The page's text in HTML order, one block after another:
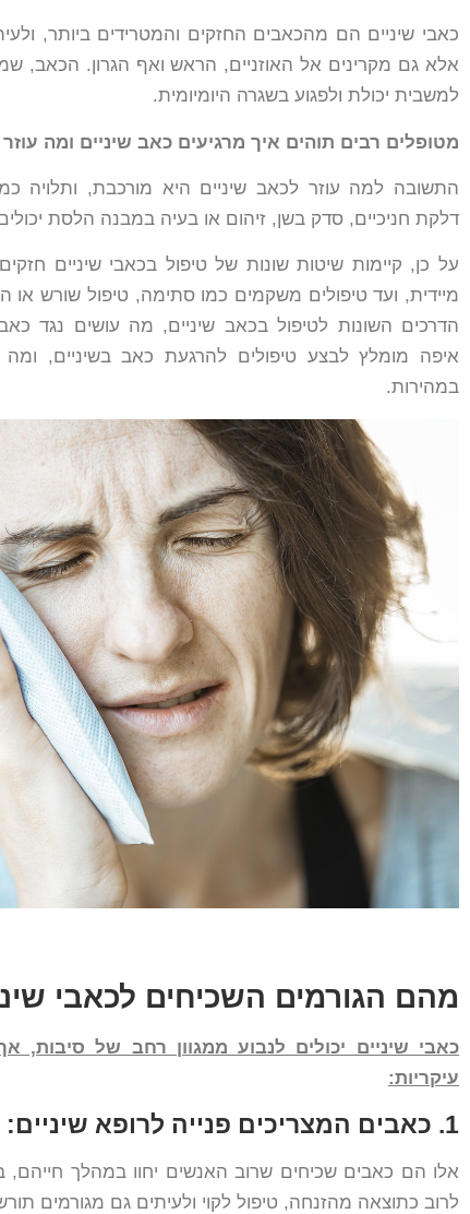
כאבי שיניים הם מהכאבים החזקים והמטרידים ביותר,
אלא גם מקרינים אל האוזניים, הראש ואף הגרון. הכאב,
למשבית יכולת ולפגוע בשגרה היומיומית.
מטופלים רבים תוהים איך מרגיעים כאב שיניים ומה
התשובה למה עוזר לכאב שיניים היא מורכבת, ותלויה
דלקת חניכיים, סדק בשן, זיהום או בעיה במבנה הלסת
על כן, קיימות שיטות שונות של טיפול בכאבי שיניים
מיידית, ועד טיפולים משקמים כמו סתימה, טיפול שורש
הדרכים השונות לטיפול בכאב שיניים, מה עושים נגד
איפה מומלץ לבצע טיפולים להרגעת כאב בשיניים,
במהירות.
מהם הגורמים השכיחים לכאבי
כאבי שיניים יכולים לנבוע ממגוון רחב של סיבות,
עיקריות:
1. כאבים המצריכים פנייה לרופא שיניים:
אלו הם כאבים שכיחים שרוב האנשים יחוו במהלך חייהם,
לרוב כתוצאה מהזנחה, טיפול לקוי ולעיתים גם מגורמים